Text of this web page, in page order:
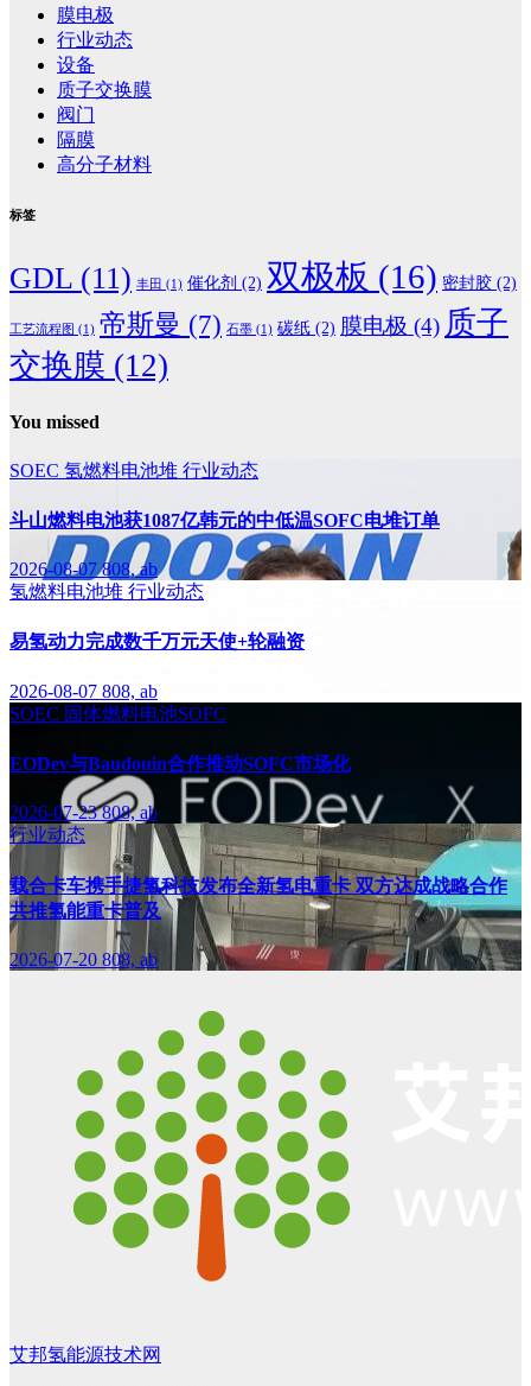
膜电极
行业动态
设备
质子交换膜
阀门
隔膜
高分子材料
标签
GDL (11) 丰田 (1) 催化剂 (2) 双极板 (16) 密封胶 (2)
工艺流程图 (1) 帝斯曼 (7) 石墨 (1) 碳纸 (2) 膜电极 (4) 质子
交换膜 (12)
You missed
SOEC 氢燃料电池堆 行业动态
斗山燃料电池获1087亿韩元的中低温SOFC电堆订单
2026-08-07808, ab
氢燃料电池堆 行业动态
易氢动力完成数千万元天使+轮融资
2026-08-07 808, ab
SOEC 固体燃料电池SOFC
EODev与Baudouin合作推动SOFC市场化
2026-07-23808, ab
行业动态
载合卡车携手捷氢科技发布全新氢电重卡 双方达成战略合作
共推氢能重卡普及
2026-07-20 808, ab
艾邦氢能源技术网